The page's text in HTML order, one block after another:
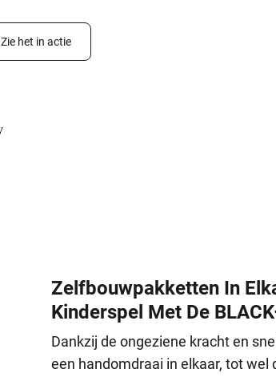
Zie het in actie
Zelfbouwpakketten In
Kinderspel Met De
Dankzij de ongeziene kracht en
een handomdraai in elkaar, tot wel